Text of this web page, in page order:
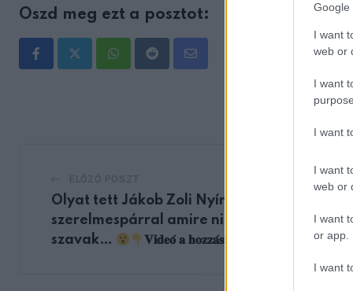
Google
I want
web or
I want
I want
I want
web or
I want
or app.
I want
Oszd meg ezt a posztot:
WhatsappRedditShare
Olyat tett Jákob Zoli Nyíregyházán egy
szerelmespárral amire nincsenek
szavak…
𝐕𝐢𝐝𝐞𝐨́ 𝐚 𝐡𝐨𝐳𝐳𝐚́𝐬𝐳𝐨́𝐥𝐚́𝐬𝐨𝐤𝐧𝐚́𝐥!